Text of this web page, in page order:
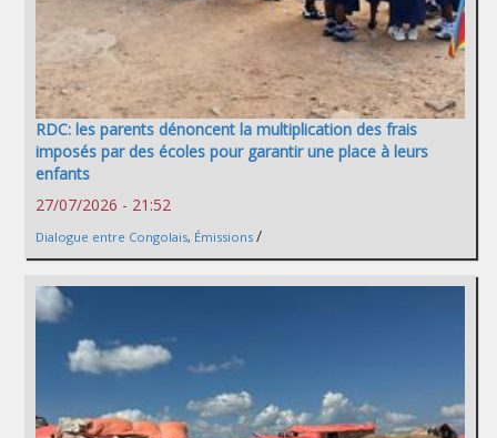
RDC: les parents dénoncent la multiplication des frais
imposés par des écoles pour garantir une place à leurs
enfants
27/07/2026 - 21:52
Dialogue entre Congolais, Émissions /